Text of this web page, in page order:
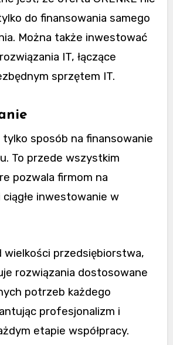
do finansowania samego
Można także inwestować
IT, łączące
sprzętem IT.
sposób na finansowanie
To przede wszystkim
pozwala firmom na
inwestowanie w
wielkości przedsiębiorstwa,
rozwiązania dostosowane
potrzeb każdego
profesjonalizm i
etapie współpracy.